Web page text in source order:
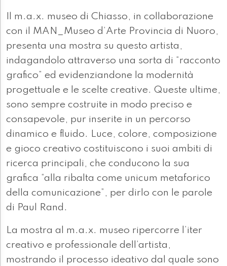
Il m.a.x. museo di Chiasso, in collaborazione
con il MAN_Museo d’Arte Provincia di Nuoro,
presenta una mostra su questo artista,
indagandolo attraverso una sorta di “racconto
grafico” ed evidenziandone la modernità
progettuale e le scelte creative. Queste ultime,
sono sempre costruite in modo preciso e
consapevole, pur inserite in un percorso
dinamico e fluido. Luce, colore, composizione
e gioco creativo costituiscono i suoi ambiti di
ricerca principali, che conducono la sua
grafica “alla ribalta come unicum metaforico
della comunicazione”, per dirlo con le parole
di Paul Rand.
La mostra al m.a.x. museo ripercorre l’iter
creativo e professionale dell’artista,
mostrando il processo ideativo dal quale sono